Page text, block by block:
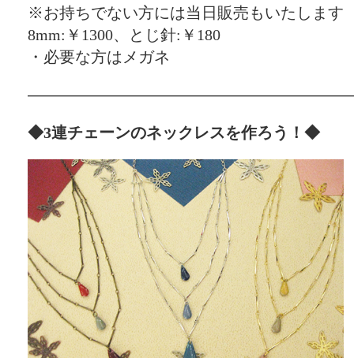
※お持ちでない方には当日販売もいたします
8mm:￥1300、とじ針:￥180
・必要な方はメガネ
◆3連チェーンのネックレスを作ろう！◆